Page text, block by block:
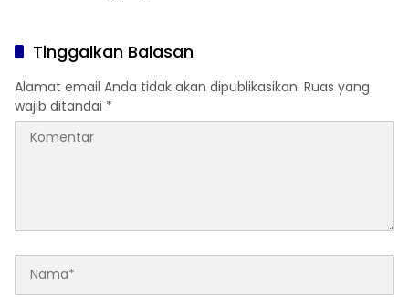
Tinggalkan Balasan
Alamat email Anda tidak akan dipublikasikan. Ruas yang
wajib ditandai *